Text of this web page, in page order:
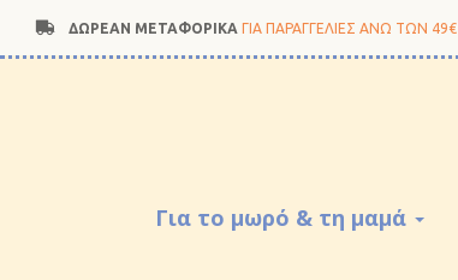
ΔΩΡΕΑΝ ΜΕΤΑΦΟΡΙΚΑ ΓΙΑ ΠΑΡΑΓΓΕΛΙΕΣ ΑΝΩ ΤΩΝ 49€
Για το μωρό & τη μαμά